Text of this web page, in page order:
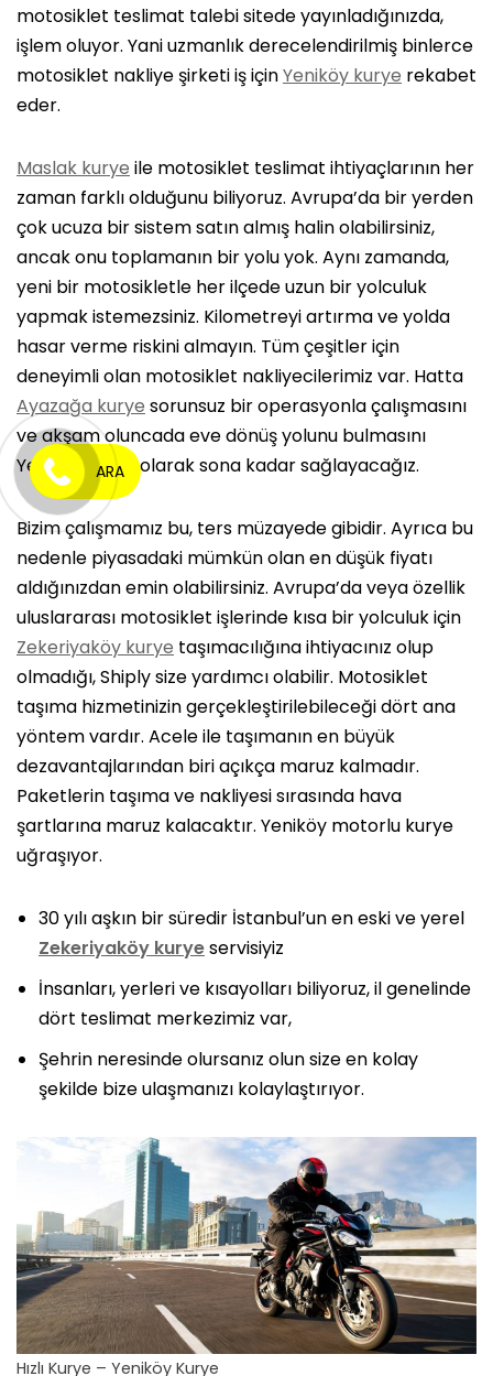
motosiklet teslimat talebi sitede yayınladığınızda,
işlem oluyor. Yani uzmanlık derecelendirilmiş binlerce
motosiklet nakliye şirketi iş içinYeniköy kurye rekabet
eder.
Maslak kurye ile motosiklet teslimat ihtiyaçlarının her
zaman farklı olduğunu biliyoruz. Avrupa’da bir yerden
çok ucuza bir sistem satın almış halin olabilirsiniz,
ancak onu toplamanın bir yolu yok. Aynı zamanda,
yeni bir motosikletle her ilçede uzun bir yolculuk
yapmak istemezsiniz. Kilometreyi artırma ve yolda
hasar verme riskini almayın. Tüm çeşitler için
deneyimli olan motosiklet nakliyecilerimiz var. Hatta
Ayazağa kurye sorunsuz bir operasyonla çalışmasını
ve akşam oluncada eve dönüş yolunu bulmasını
Yeniköy kurye olarak sona kadar sağlayacağız.
Bizim çalışmamız bu, ters müzayede gibidir. Ayrıca bu
nedenle piyasadaki mümkün olan en düşük fiyatı
aldığınızdan emin olabilirsiniz. Avrupa’da veya özellik
uluslararası motosiklet işlerinde kısa bir yolculuk için
Zekeriyaköy kurye taşımacılığına ihtiyacınız olup
olmadığı, Shiply size yardımcı olabilir. Motosiklet
taşıma hizmetinizin gerçekleştirilebileceği dört ana
yöntem vardır. Acele ile taşımanın en büyük
dezavantajlarından biri açıkça maruz kalmadır.
Paketlerin taşıma ve nakliyesi sırasında hava
şartlarına maruz kalacaktır. Yeniköy motorlu kurye
uğraşıyor.
30 yılı aşkın bir süredir İstanbul’un en eski ve yerel
Zekeriyaköy kuryeservisiyiz
İnsanları, yerleri ve kısayolları biliyoruz, il genelinde
dört teslimat merkezimiz var,
Şehrin neresinde olursanız olun size en kolay
şekilde bize ulaşmanızı kolaylaştırıyor.
Hızlı Kurye – Yeniköy Kurye
ARA